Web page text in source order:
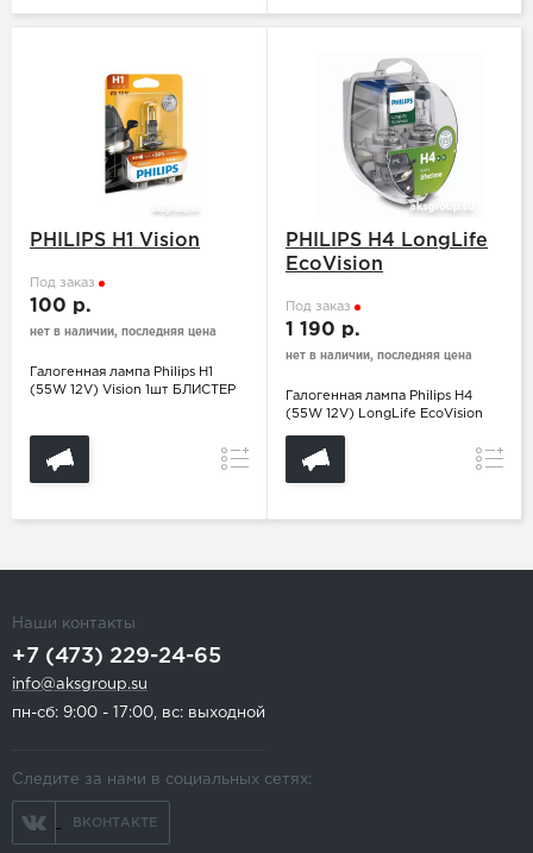
PHILIPS H1 Vision
Под заказ
100 р.
нет в наличии, последняя цена
Галогенная лампа Philips H1
(55W 12V) Vision 1шт БЛИСТЕР
Сравнение
PHILIPS H4 LongLife
EcoVision
Под заказ
1 190 р.
нет в наличии, последняя цена
Галогенная лампа Philips H4
(55W 12V) LongLife EcoVision
Наши контакты
+7 (473) 229-24-65
info@aksgroup.su
пн-сб: 9:00 - 17:00, вс: выходной
Следите за нами в социальных сетях:
ВКОНТАКТЕ